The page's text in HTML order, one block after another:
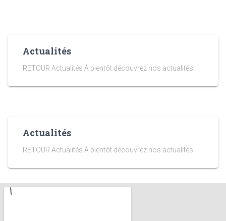
Actualités
RETOUR Actualités À bientôt découvrez nos actualités.
Actualités
RETOUR Actualités À bientôt découvrez nos actualités.